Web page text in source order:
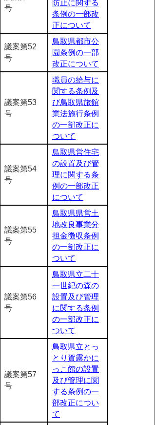
号
防止に関する
条例の一部改
正について
議案第52
号
鳥取県都市公
園条例の一部
改正について
議案第53
号
職員の給与に
関する条例及
び鳥取県旅館
業法施行条例
の一部改正に
ついて
議案第54
号
鳥取県営住宅
の設置及び管
理に関する条
例の一部改正
について
議案第55
号
鳥取県県営土
地改良事業分
担金徴収条例
の一部改正に
ついて
議案第56
号
鳥取県立二十
一世紀の森の
設置及び管理
に関する条例
の一部改正に
ついて
議案第57
号
鳥取県立とっ
とり賀露かに
っこ館の設置
及び管理に関
する条例の一
部改正につい
て